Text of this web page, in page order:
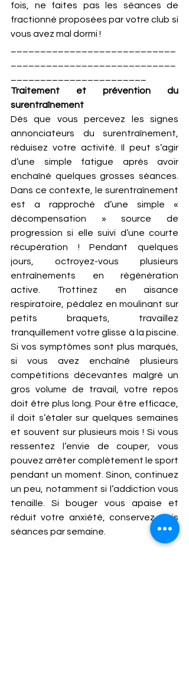
fois, ne faites pas les séances de
fractionné proposées par votre club si
vous avez mal dormi !
Traitement et prévention du
surentraînement
Dès que vous percevez les signes
annonciateurs du surentraînement,
réduisez votre activité. Il peut s’agir
d’une simple fatigue après avoir
enchaîné quelques grosses séances.
Dans ce contexte, le surentraînement
est a rapproché d’une simple «
décompensation » source de
progression si elle suivi d’une courte
récupération ! Pendant quelques
jours, octroyez-vous plusieurs
entraînements en régénération
active. Trottinez en aisance
respiratoire, pédalez en moulinant sur
petits braquets, travaillez
tranquillement votre glisse à la piscine.
Si vos symptômes sont plus marqués,
si vous avez enchaîné plusieurs
compétitions décevantes malgré un
gros volume de travail, votre repos
doit être plus long. Pour être efficace,
il doit s’étaler sur quelques semaines
et souvent sur plusieurs mois ! Si vous
ressentez l’envie de couper, vous
pouvez arrêter complètement le sport
pendant un moment. Sinon, continuez
un peu, notamment si l’addiction vous
tenaille. Si bouger vous apaise et
réduit votre anxiété, conservez trois
séances par semaine.